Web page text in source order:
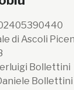
02405390440
di Ascoli
Bollettini
Bollettini